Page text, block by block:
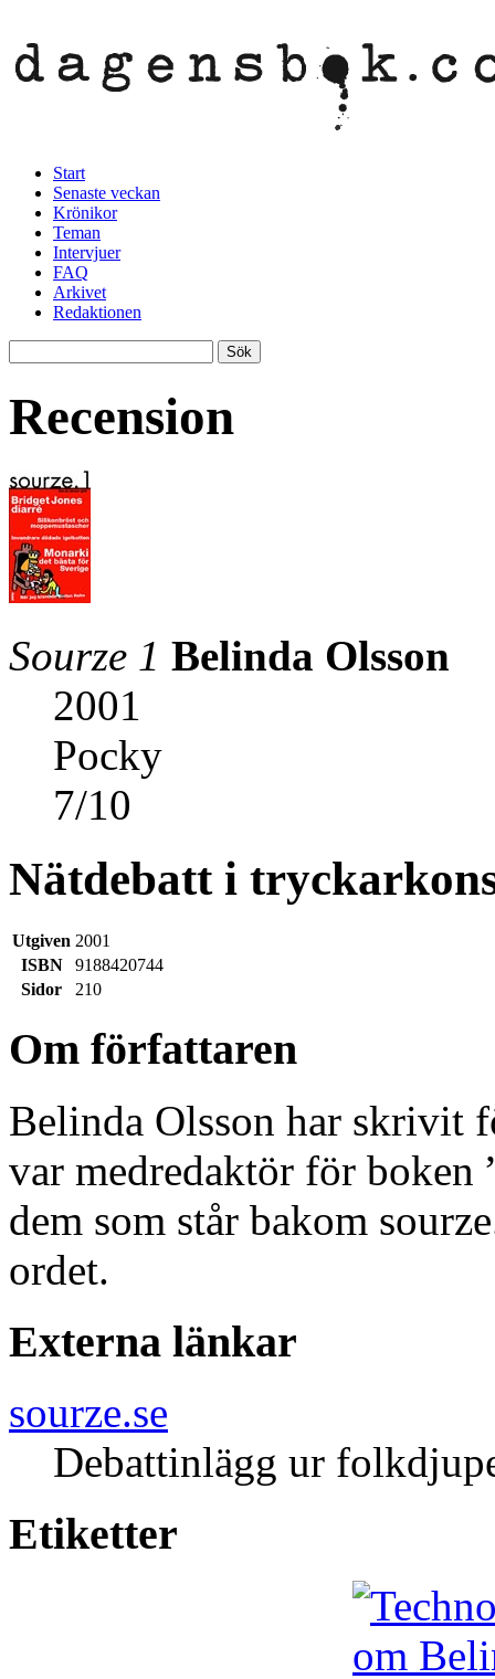
Start
Senaste veckan
Krönikor
Teman
Intervjuer
FAQ
Arkivet
Redaktionen
Recension
Sourze 1 Belinda Olsson
2001
Pocky
7/10
Nätdebatt i
Utgiven 2001
ISBN
9188420744
Sidor
210
Om författaren
Belinda Olsson har skrivit
var medredaktör för boken
dem som står bakom
ordet.
Externa länkar
sourze.se
Debattinlägg ur
Etiketter